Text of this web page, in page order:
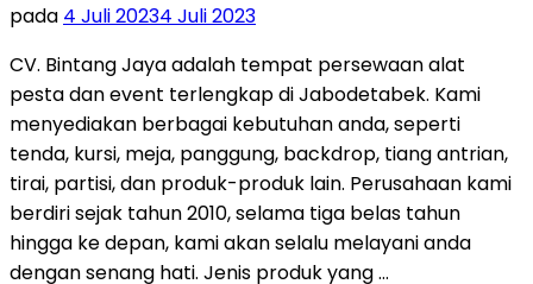
pada 4 Juli 20234 Juli 2023
CV. Bintang Jaya adalah tempat persewaan alat
pesta dan event terlengkap di Jabodetabek. Kami
menyediakan berbagai kebutuhan anda, seperti
tenda, kursi, meja, panggung, backdrop, tiang antrian,
tirai, partisi, dan produk-produk lain. Perusahaan kami
berdiri sejak tahun 2010, selama tiga belas tahun
hingga ke depan, kami akan selalu melayani anda
dengan senang hati. Jenis produk yang …